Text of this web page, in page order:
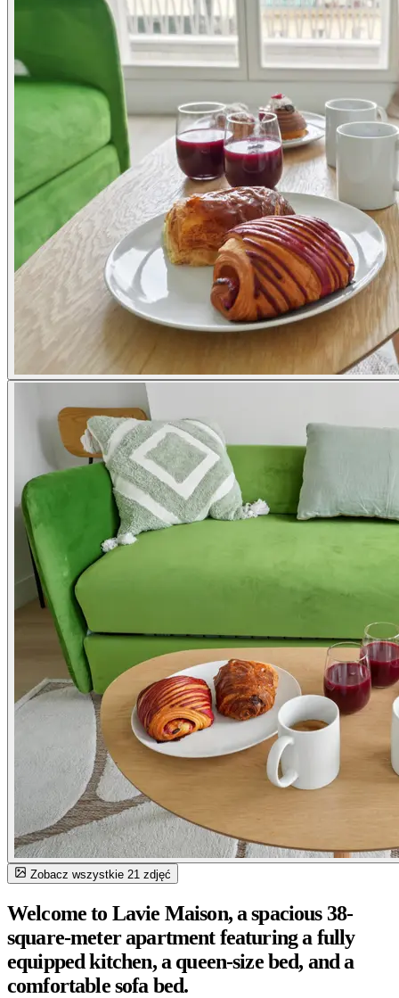
Zobacz wszystkie 21 zdjęć
Welcome to Lavie Maison, a spacious 38-
square-meter apartment featuring a fully
equipped kitchen, a queen-size bed, and a
comfortable sofa bed.